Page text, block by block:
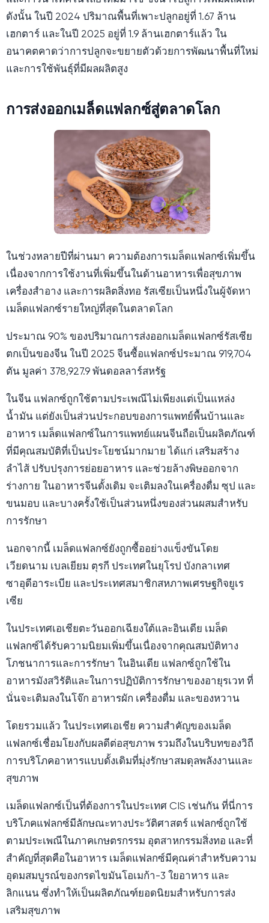
ดังนั้น ในปี 2024 ปริมาณพื้นที่เพาะปลูกอยู่ที่ 1.67 ล้าน
เฮกตาร์ และในปี 2025 อยู่ที่ 1.9 ล้านเฮกตาร์แล้ว ใน
อนาคตคาดว่าการปลูกจะขยายตัวด้วยการพัฒนาพื้นที่ใหม่
และการใช้พันธุ์ที่มีผลผลิตสูง
การส่งออกเมล็ดแฟลกซ์สู่ตลาดโลก
ในช่วงหลายปีที่ผ่านมา ความต้องการเมล็ดแฟลกซ์เพิ่มขึ้น
เนื่องจากการใช้งานที่เพิ่มขึ้นในด้านอาหารเพื่อสุขภาพ
เครื่องสำอาง และการผลิตสิ่งทอ รัสเซียเป็นหนึ่งในผู้จัดหา
เมล็ดแฟลกซ์รายใหญ่ที่สุดในตลาดโลก
ประมาณ 90% ของปริมาณการส่งออกเมล็ดแฟลกซ์รัสเซีย
ตกเป็นของจีน ในปี 2025 จีนซื้อแฟลกซ์ประมาณ 919,704
ตัน มูลค่า 378,927.9 พันดอลลาร์สหรัฐ
ในจีน แฟลกซ์ถูกใช้ตามประเพณีไม่เพียงแต่เป็นแหล่ง
น้ำมัน แต่ยังเป็นส่วนประกอบของการแพทย์พื้นบ้านและ
อาหาร เมล็ดแฟลกซ์ในการแพทย์แผนจีนถือเป็นผลิตภัณฑ์
ที่มีคุณสมบัติที่เป็นประโยชน์มากมาย ได้แก่ เสริมสร้าง
ลำไส้ ปรับปรุงการย่อยอาหาร และช่วยล้างพิษออกจาก
ร่างกาย ในอาหารจีนดั้งเดิม จะเติมลงในเครื่องดื่ม ซุป และ
ขนมอบ และบางครั้งใช้เป็นส่วนหนึ่งของส่วนผสมสำหรับ
การรักษา
นอกจากนี้ เมล็ดแฟลกซ์ยังถูกซื้ออย่างแข็งขันโดย
เวียดนาม เบลเยียม ตุรกี ประเทศในยุโรป บังกลาเทศ
ซาอุดีอาระเบีย และประเทศสมาชิกสหภาพเศรษฐกิจยูเร
เซีย
ในประเทศเอเชียตะวันออกเฉียงใต้และอินเดีย เมล็ด
แฟลกซ์ได้รับความนิยมเพิ่มขึ้นเนื่องจากคุณสมบัติทาง
โภชนาการและการรักษา ในอินเดีย แฟลกซ์ถูกใช้ใน
อาหารมังสวิรัติและในการปฏิบัติการรักษาของอายุรเวท ที่
นั่นจะเติมลงในโจ๊ก อาหารผัก เครื่องดื่ม และของหวาน
โดยรวมแล้ว ในประเทศเอเชีย ความสำคัญของเมล็ด
แฟลกซ์เชื่อมโยงกับผลดีต่อสุขภาพ รวมถึงในบริบทของวิถี
การบริโภคอาหารแบบดั้งเดิมที่มุ่งรักษาสมดุลพลังงานและ
สุขภาพ
เมล็ดแฟลกซ์เป็นที่ต้องการในประเทศ CIS เช่นกัน ที่นี่การ
บริโภคแฟลกซ์มีลักษณะทางประวัติศาสตร์ แฟลกซ์ถูกใช้
ตามประเพณีในภาคเกษตรกรรม อุตสาหกรรมสิ่งทอ และที่
สำคัญที่สุดคือในอาหาร เมล็ดแฟลกซ์มีคุณค่าสำหรับความ
อุดมสมบูรณ์ของกรดไขมันโอเมก้า-3 ใยอาหาร และ
ลิกแนน ซึ่งทำให้เป็นผลิตภัณฑ์ยอดนิยมสำหรับการส่ง
เสริมสุขภาพ